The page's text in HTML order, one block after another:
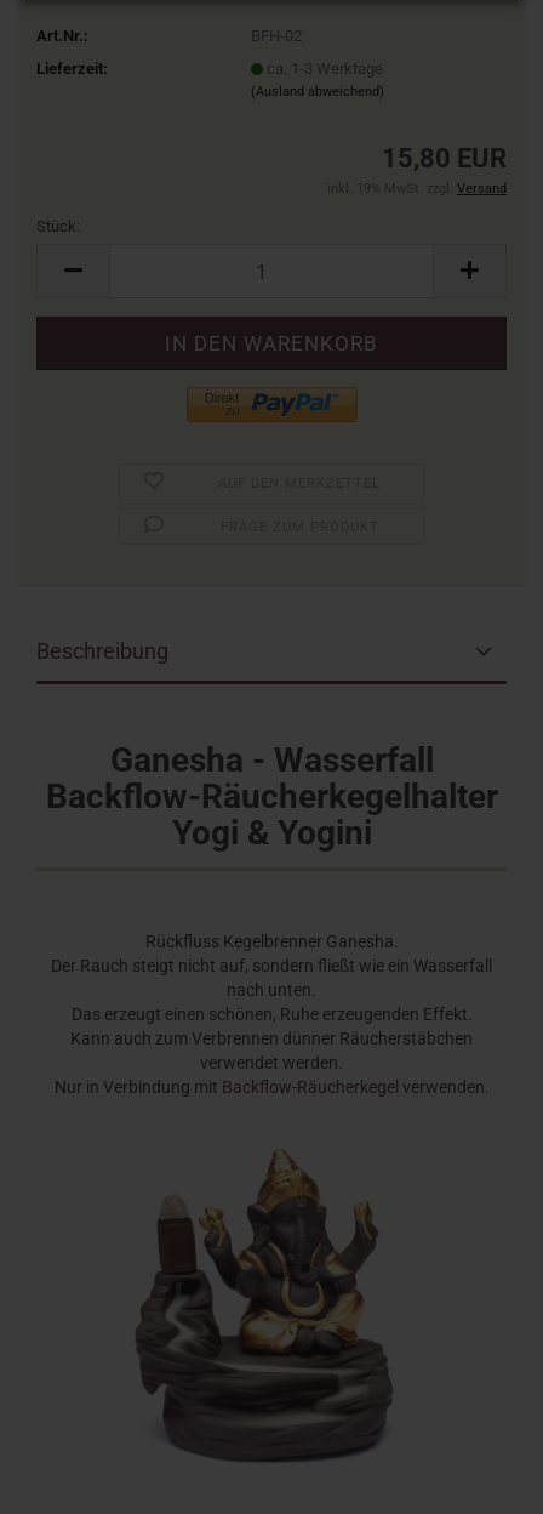
Art.Nr.:
BFH-02
Lieferzeit:
ca. 1-3 Werktage
(Ausland abweichend)
15,80 EUR
inkl. 19% MwSt. zzgl. Versand
Stück:
Beschreibung
Ganesha - Wasserfall
Backflow-Räucherkegelhalter
Yogi & Yogini
Rückfluss Kegelbrenner Ganesha.
Der Rauch steigt nicht auf, sondern fließt wie ein Wasserfall
nach unten.
Das erzeugt einen schönen, Ruhe erzeugenden Effekt.
Kann auch zum Verbrennen dünner Räucherstäbchen
verwendet werden.
Nur in Verbindung mit Backflow-Räucherkegel verwenden.